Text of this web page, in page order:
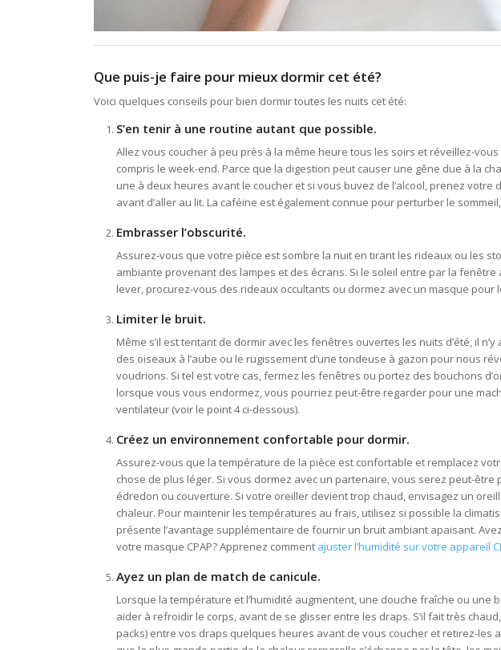
Que puis-je faire pour mieux dormir cet été?
Voici quelques conseils pour bien dormir toutes les nuits cet été:
S’en tenir à une routine autant que possible.
Allez vous coucher à peu près à la même heure tous les soirs et réveillez-
compris le week-end. Parce que la digestion peut causer une gêne due à la
une à deux heures avant le coucher et si vous buvez de l’alcool, prenez
avant d’aller au lit. La caféine est également connue pour perturber le
Embrasser l’obscurité.
Assurez-vous que votre pièce est sombre la nuit en tirant les rideaux ou les
ambiante provenant des lampes et des écrans. Si le soleil entre par la
lever, procurez-vous des rideaux occultants ou dormez avec un masque pour
Limiter le bruit.
Même s’il est tentant de dormir avec les fenêtres ouvertes les nuits d’été, il
des oiseaux à l’aube ou le rugissement d’une tondeuse à gazon pour nous
voudrions. Si tel est votre cas, fermez les fenêtres ou portez des bouchons
lorsque vous vous endormez, vous pourriez peut-être regarder pour une
ventilateur (voir le point 4 ci-dessous).
Créez un environnement confortable pour dormir.
Assurez-vous que la température de la pièce est confortable et remplacez
chose de plus léger. Si vous dormez avec un partenaire, vous serez peut-être
édredon ou couverture. Si votre oreiller devient trop chaud, envisagez un
chaleur. Pour maintenir les températures au frais, utilisez si possible la
présente l’avantage supplémentaire de fournir un bruit ambiant apaisant.
votre masque CPAP? Apprenez comment ajuster l’humidité sur votre appareil
Ayez un plan de match de canicule.
Lorsque la température et l’humidité augmentent, une douche fraîche ou une
aider à refroidir le corps, avant de se glisser entre les draps. S’il fait très
packs) entre vos draps quelques heures avant de vous coucher et retirez-les